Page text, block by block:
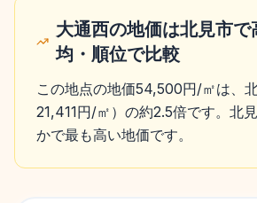
大通西の地価は北見市
均・順位で比較
この地点の地価54,500円/㎡は、
21,411円/㎡）の約2.5倍です。北
かで最も高い地価です。